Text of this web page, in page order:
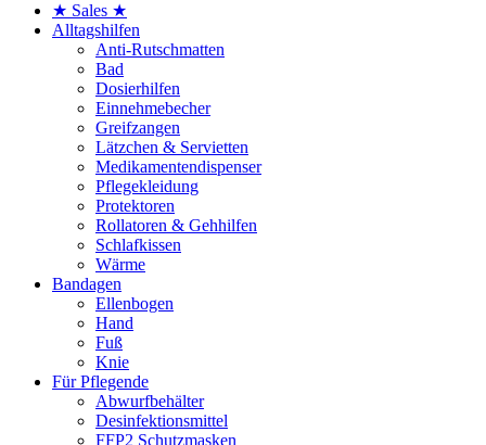
★ Sales ★
Alltagshilfen
Anti-Rutschmatten
Bad
Dosierhilfen
Einnehmebecher
Greifzangen
Lätzchen & Servietten
Medikamentendispenser
Pflegekleidung
Protektoren
Rollatoren & Gehhilfen
Schlafkissen
Wärme
Bandagen
Ellenbogen
Hand
Fuß
Knie
Für Pflegende
Abwurfbehälter
Desinfektionsmittel
FFP2 Schutzmasken